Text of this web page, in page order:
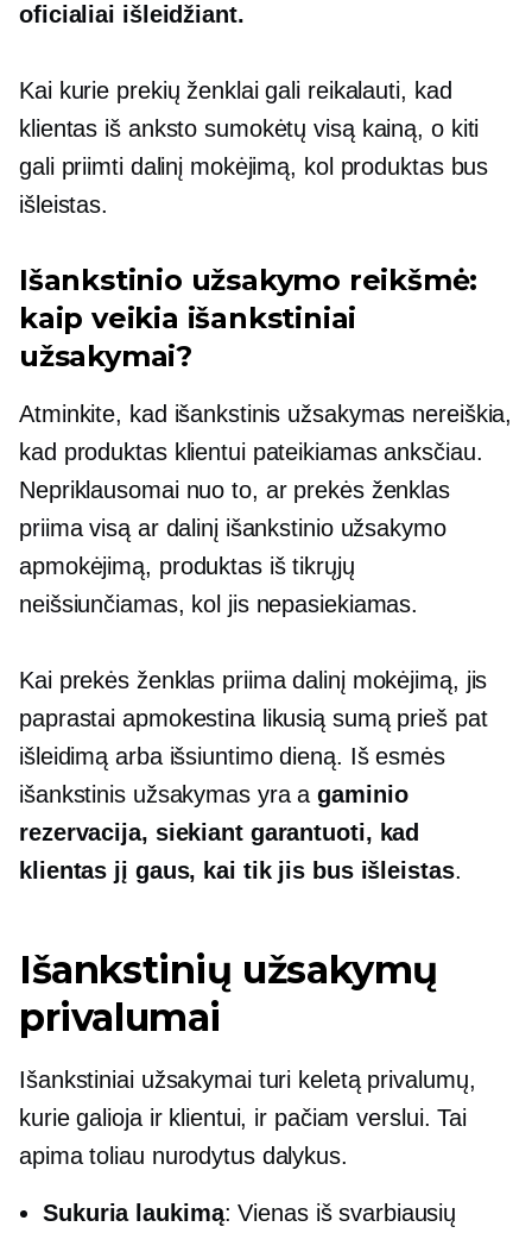
oficialiai išleidžiant.
Kai kurie prekių ženklai gali reikalauti, kad
klientas iš anksto sumokėtų visą kainą, o kiti
gali priimti dalinį mokėjimą, kol produktas bus
išleistas.
Išankstinio užsakymo reikšmė:
kaip veikia išankstiniai
užsakymai?
Atminkite, kad išankstinis užsakymas nereiškia,
kad produktas klientui pateikiamas anksčiau.
Nepriklausomai nuo to, ar prekės ženklas
priima visą ar dalinį išankstinio užsakymo
apmokėjimą, produktas iš tikrųjų
neišsiunčiamas, kol jis nepasiekiamas.
Kai prekės ženklas priima dalinį mokėjimą, jis
paprastai apmokestina likusią sumą prieš pat
išleidimą arba išsiuntimo dieną. Iš esmės
išankstinis užsakymas yra agaminio
rezervacija, siekiant garantuoti, kad
klientas jį gaus, kai tik jis bus išleistas.
Išankstinių užsakymų
privalumai
Išankstiniai užsakymai turi keletą privalumų,
kurie galioja ir klientui, ir pačiam verslui. Tai
apima toliau nurodytus dalykus.
Sukuria laukimą: Vienas iš svarbiausių